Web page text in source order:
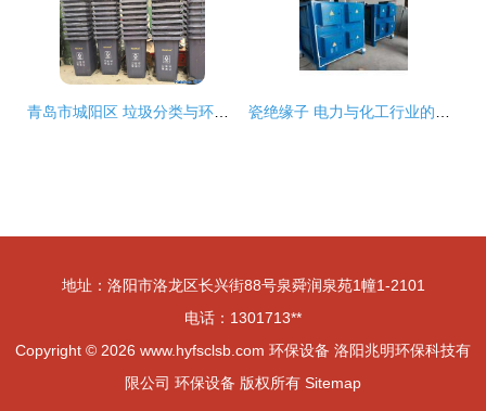
地址：洛阳市洛龙区长兴街88号泉舜润泉苑1幢1-2101
电话：1301713**
Copyright © 2026 www.hyfsclsb.com 环保设备 洛阳兆明环保科技有
限公司 环保设备 版权所有 Sitemap